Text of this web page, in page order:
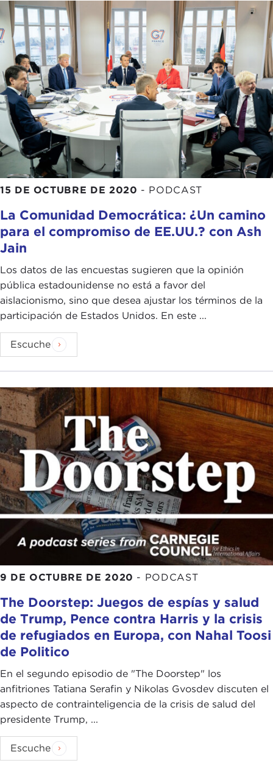
15 DE OCTUBRE DE 2020 - PODCAST
La Comunidad Democrática: ¿Un camino
para el compromiso de EE.UU.? con Ash
Jain
Los datos de las encuestas sugieren que la opinión
pública estadounidense no está a favor del
aislacionismo, sino que desea ajustar los términos de la
participación de Estados Unidos. En este ...
Escuche
9 DE OCTUBRE DE 2020 - PODCAST
The Doorstep: Juegos de espías y salud
de Trump, Pence contra Harris y la crisis
de refugiados en Europa, con Nahal Toosi
de Politico
En el segundo episodio de "The Doorstep" los
anfitriones Tatiana Serafin y Nikolas Gvosdev discuten el
aspecto de contrainteligencia de la crisis de salud del
presidente Trump, ...
Escuche